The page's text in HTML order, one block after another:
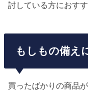
討している方におす
もしもの備え
買ったばかりの商品